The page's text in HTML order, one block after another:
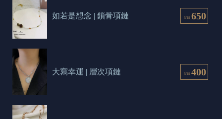
NT$ 650
如若是想念 | 鎖骨項鏈
NT$ 400
大寫幸運 | 層次項鏈